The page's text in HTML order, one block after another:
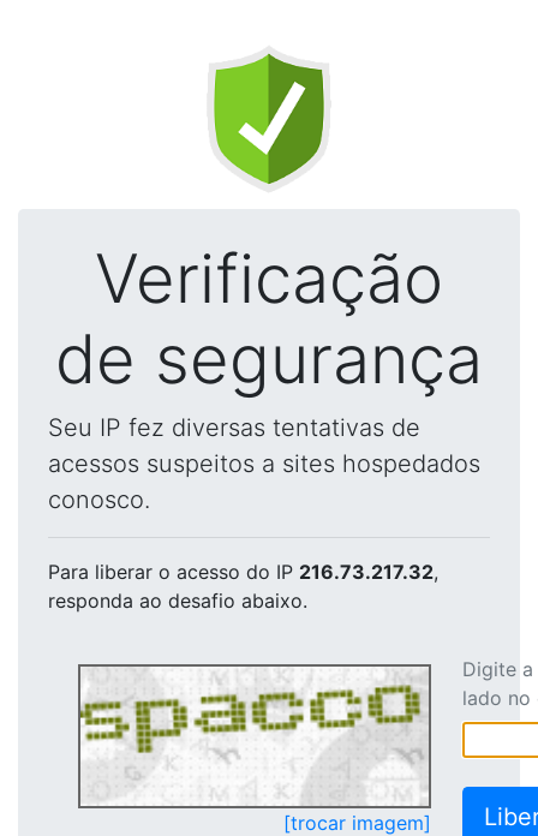
Verificação
de segurança
Seu IP fez diversas tentativas de
acessos suspeitos a sites hospedados
conosco.
Para liberar o acesso do IP 216.73.217.32,
responda ao desafio abaixo.
[trocar imagem]
Digite
lado no